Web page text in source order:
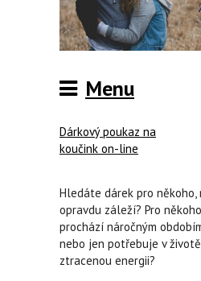
Menu
Dárkový poukaz na
koučink on-line
Hledáte dárek pro někoho,
opravdu záleží? Pro
prochází náročným
nebo jen potřebuje v
ztracenou energii?